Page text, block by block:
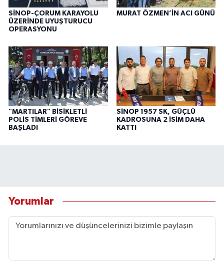
SİNOP-ÇORUM KARAYOLU
ÜZERİNDE UYUŞTURUCU
OPERASYONU
MURAT ÖZMEN’İN ACI GÜNÜ
"MARTILAR" BİSİKLETLİ
POLİS TİMLERİ GÖREVE
BAŞLADI
SİNOP 1957 SK, GÜÇLÜ
KADROSUNA 2 İSİM DAHA
KATTI
Yorumlar